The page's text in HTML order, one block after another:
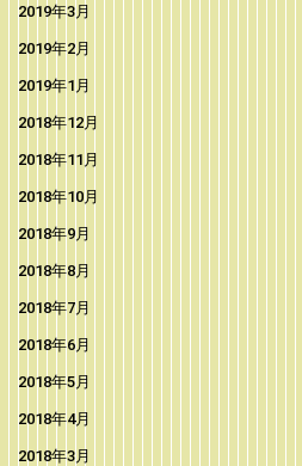
2019年3月
2019年2月
2019年1月
2018年12月
2018年11月
2018年10月
2018年9月
2018年8月
2018年7月
2018年6月
2018年5月
2018年4月
2018年3月